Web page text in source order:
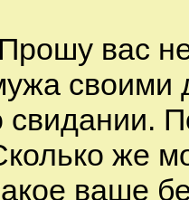
вас
своими
свидании.
же
ваше